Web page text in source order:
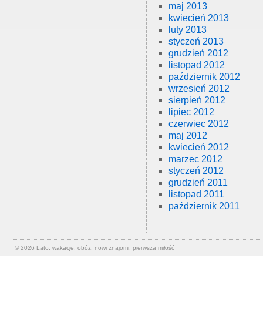
maj 2013
kwiecień 2013
luty 2013
styczeń 2013
grudzień 2012
listopad 2012
październik 2012
wrzesień 2012
sierpień 2012
lipiec 2012
czerwiec 2012
maj 2012
kwiecień 2012
marzec 2012
styczeń 2012
grudzień 2011
listopad 2011
październik 2011
© 2026 Lato, wakacje, obóz, nowi znajomi, pierwsza miłość